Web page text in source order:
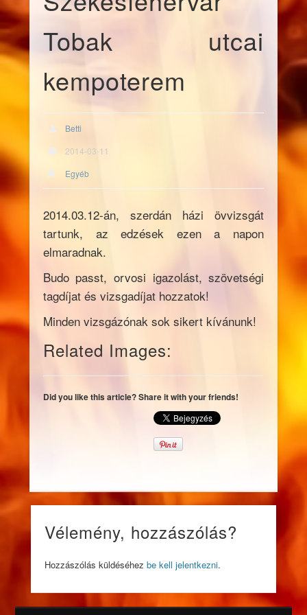
Tobak utcai
kempoterem
Betti
2014-03-11
Egyéb
2014.03.12-án, szerdán házi övvizsgát
tartunk, az edzések ezen a napon
elmaradnak.
Budo passt, orvosi igazolást, szövetségi
tagdíjat és vizsgadíjat hozzatok!
Minden vizsgázónak sok sikert kívánunk!
Related Images:
Did you like this article? Share it with your friends!
Vélemény, hozzászólás?
Hozzászólás küldéséhez be kell jelentkezni.